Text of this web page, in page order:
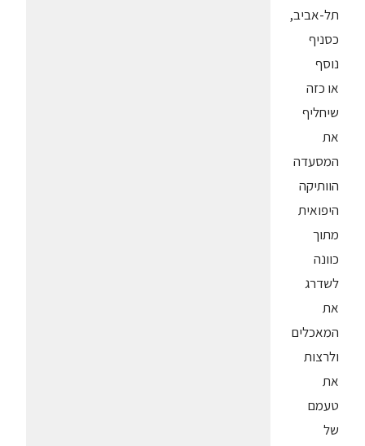
תל-אביב,
כסניף
נוסף
או כזה
שיחליף
את
המסעדה
הוותיקה
היפואית
מתוך
כוונה
לשדרג
את
המאכלים
ולרצות
את
טעמם
של